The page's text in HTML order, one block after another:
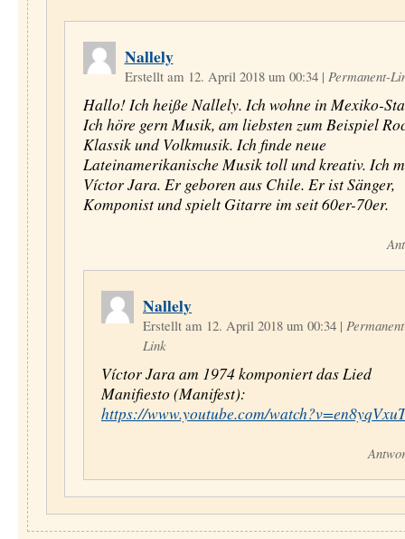
Nallely
Erstellt am 12. April 2018 um 00:34 | Permanent-
Hallo! Ich heiße Nallely. Ich wohne in Mexiko-
Ich höre gern Musik, am liebsten zum Beispiel
Klassik und Volkmusik. Ich finde neue
Lateinamerikanische Musik toll und kreativ. Ich
Víctor Jara. Er geboren aus Chile. Er ist Sänger,
Komponist und spielt Gitarre im seit 60er-70er.
Nallely
Erstellt am 12. April 2018 um 00:34 |
Link
Víctor Jara am 1974 komponiert das Lied
Manifiesto (Manifest):
https://www.youtube.com/